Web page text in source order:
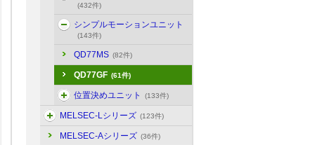
(432件)
シンプルモーションユニット
(143件)
QD77MS (82件)
QD77GF (61件)
位置決めユニット (133件)
MELSEC-Lシリーズ (123件)
MELSEC-Aシリーズ (36件)